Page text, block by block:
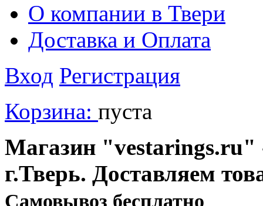
О компании в Твери
Доставка и Оплата
Вход Регистрация
Корзина: пуста
Магазин "vestarings.ru"
г.Тверь. Доставляем
Cамовывоз бесплатно